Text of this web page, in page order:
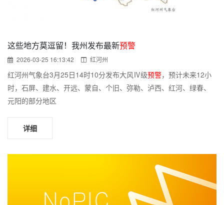
这些地方莫逗留！我州发布最新预警
2026-03-25 16:13:42 红河州
红河州气象台3月25日14时10分发布大风Ⅳ级预警，预计未来12小
时，石屏、建水、开远、蒙自、个旧、弥勒、泸西、红河、绿春、
元阳的部分地区
详细